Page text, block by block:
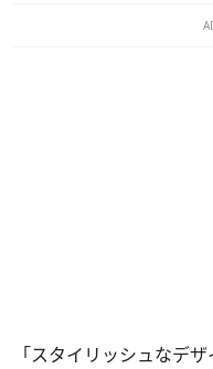
「スタイリッシュなデ